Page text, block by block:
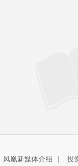
凤凰新媒体介绍 | 投